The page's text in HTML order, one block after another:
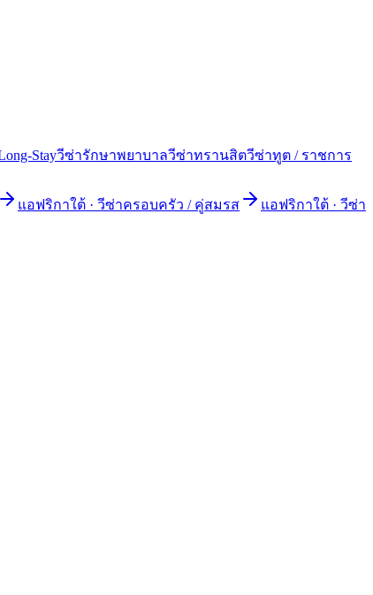
Stayวีซ่ารักษาพยาบาลวีซ่าทรานสิตวีซ่าทูต / ราชการ
แอฟริกาใต้ · วีซ่าครอบครัว / คู่สมรส แอฟริกาใต้ · วีซ่า